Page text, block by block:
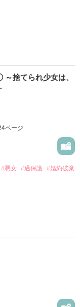
の総長。
。
ました。
捨てられ少女は、
ページ
#悪女 #過保護 #婚約破棄
おります※
ました。